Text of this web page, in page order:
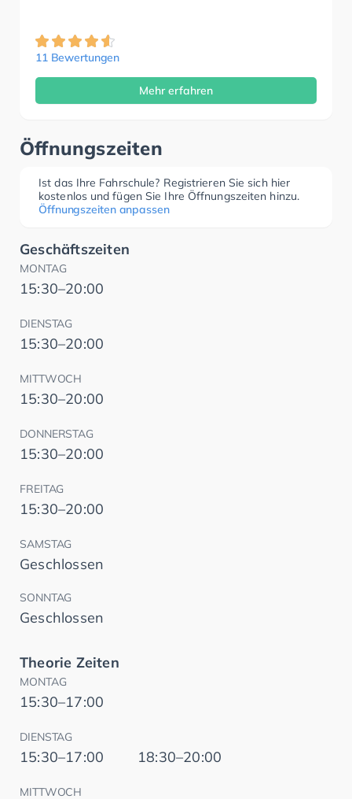
11 Bewertungen
Mehr erfahren
Öffnungszeiten
Ist das Ihre Fahrschule? Registrieren Sie sich hier
kostenlos und fügen Sie Ihre Öffnungszeiten hinzu.
Öffnungszeiten anpassen
Geschäftszeiten
MONTAG
15:30–20:00
DIENSTAG
15:30–20:00
MITTWOCH
15:30–20:00
DONNERSTAG
15:30–20:00
FREITAG
15:30–20:00
SAMSTAG
Geschlossen
SONNTAG
Geschlossen
Theorie Zeiten
MONTAG
15:30–17:00
DIENSTAG
15:30–17:00 18:30–20:00
MITTWOCH